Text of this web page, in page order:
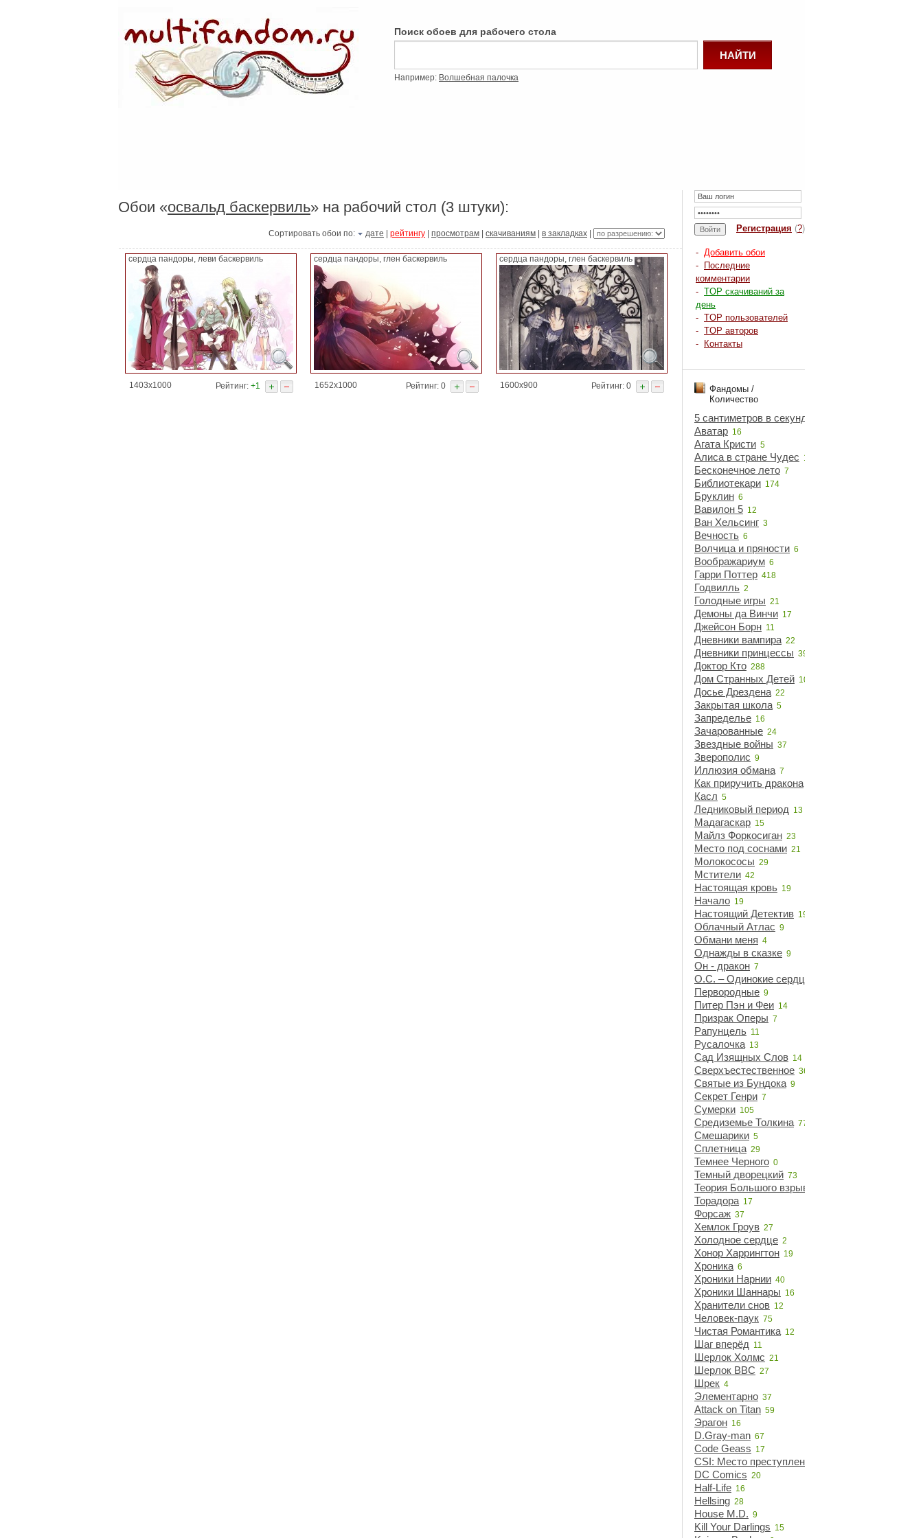
Поиск обоев для рабочего стола
Например: Волшебная палочка
Регистрация (?)
- Добавить обои
-
Последние
комментарии
- TOP скачиваний за
день
- TOP пользователей
- TOP авторов
-
Контакты
Фандомы /
Количество
5 сантиметров в секунду
Аватар 16
Агата Кристи 5
Алиса в стране Чудес 18
Бесконечное лето 7
Библиотекари 174
Бруклин 6
Вавилон 5 12
Ван Хельсинг 3
Вечность 6
Волчица и пряности 6
Воображариум 6
Гарри Поттер 418
Годвилль 2
Голодные игры 21
Демоны да Винчи 17
Джейсон Борн 11
Дневники вампира 22
Дневники принцессы 39
Доктор Кто 288
Дом Странных Детей 10
Досье Дрездена 22
Закрытая школа 5
Запределье 16
Зачарованные 24
Звездные войны 37
Зверополис 9
Иллюзия обмана 7
Как приручить дракона
Касл 5
Ледниковый период 13
Мадагаскар 15
Майлз Форкосиган 23
Место под соснами 21
Молокососы 29
Мстители 42
Настоящая кровь 19
Начало 19
Настоящий Детектив 19
Облачный Атлас 9
Обмани меня 4
Однажды в сказке 9
Он - дракон 7
О.С. – Одинокие сердца
Первородные 9
Питер Пэн и Феи 14
Призрак Оперы 7
Рапунцель 11
Русалочка 13
Сад Изящных Слов 14
Сверхъестественное 36
Святые из Бундока 9
Секрет Генри 7
Сумерки 105
Средиземье Толкина 77
Смешарики 5
Сплетница 29
Темнее Черного 0
Темный дворецкий 73
Теория Большого взрыва
Торадора 17
Форсаж 37
Хемлок Гроув 27
Холодное сердце 2
Хонор Харрингтон 19
Хроника 6
Хроники Нарнии 40
Хроники Шаннары 16
Хранители снов 12
Человек-паук 75
Чистая Романтика 12
Шаг вперёд 11
Шерлок Холмс 21
Шерлок BBC 27
Шрек 4
Элементарно 37
Attack on Titan 59
Эрагон 16
D.Gray-man 67
Code Geass 17
CSI: Место преступления
DC Comics 20
Half-Life 16
Hellsing 28
House M.D. 9
Kill Your Darlings 15
Обои «освальд баскервиль» на рабочий стол (3 штуки):
Сортировать обои по: дате рейтингу просмотрам скачиваниям в закладках
сердца пандоры, леви баскервиль
1403x1000 Рейтинг: +1
сердца пандоры, глен баскервиль
1652x1000 Рейтинг: 0
сердца пандоры, глен баскервиль
1600x900 Рейтинг: 0